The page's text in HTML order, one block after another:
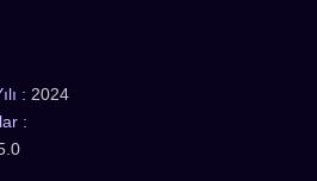
: 2024
: